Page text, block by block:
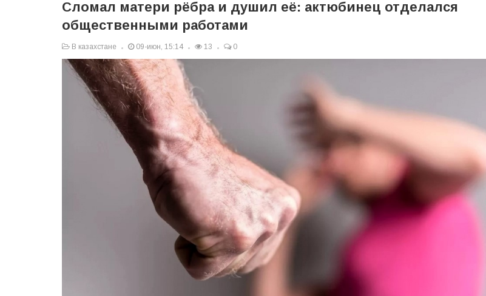
Сломал матери рёбра и душил её: актюбинец отделался
общественными работами
В казахстане 09-июн, 15:14 13 0